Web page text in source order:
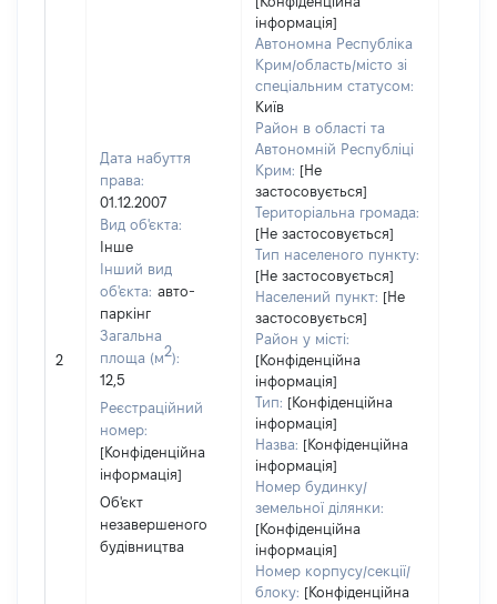
2
Дата набуття
права:
01.12.2007
Вид об'єкта:
Інше
Інший вид
об'єкта: авто-
паркінг
Загальна
площа (м2):
12,5
Реєстраційний
номер:
[Конфіденційна
інформація]
Об'єкт
незавершеного
будівництва
інформація]
Автономна Республіка
Крим/область/місто зі
спеціальним статусом:
Київ
Район в області та
Автономній Республіці
Крим: [Не
застосовується]
Територіальна громада:
[Не застосовується]
Тип населеного пункту:
[Не застосовується]
Населений пункт: [Не
застосовується]
Район у місті:
[Конфіденційна
інформація]
Тип: [Конфіденційна
інформація]
Назва: [Конфіденційна
інформація]
Номер будинку/
земельної ділянки:
[Конфіденційна
інформація]
Номер корпусу/секції/
блоку: [Конфіденційна